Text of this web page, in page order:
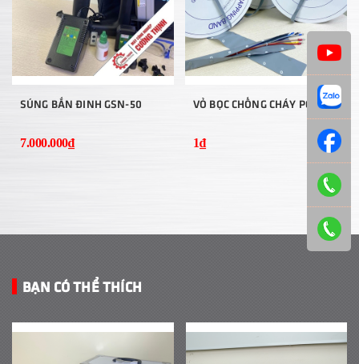
SÚNG BẮN ĐINH GSN-50
7.000.000₫
VỎ BỌC CHỐNG CHÁY PC-100
1₫
BẠN CÓ THỂ THÍCH